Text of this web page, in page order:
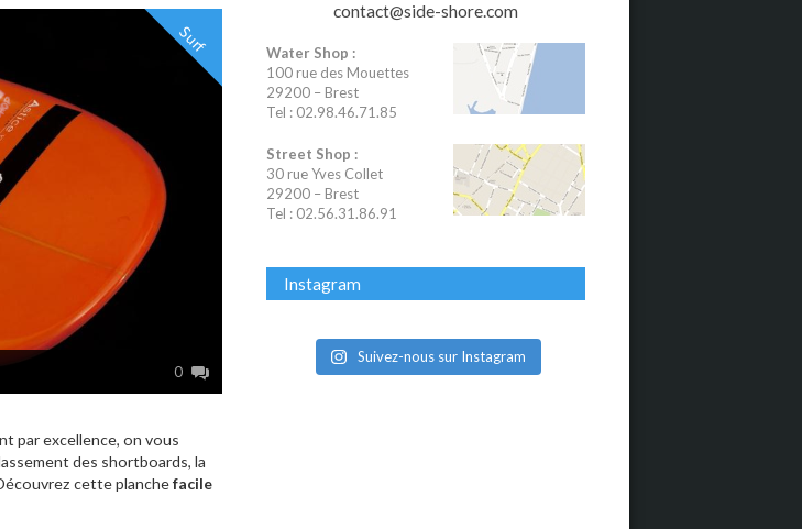
Surf
0
par excellence, on vous
des shortboards, la
cette planchefacile
contact@side-shore.com
Water Shop :
100 rue des Mouettes
29200 – Brest
Tel : 02.98.46.71.85
Street Shop :
30 rue Yves Collet
29200 – Brest
Tel : 02.56.31.86.91
Instagram
Suivez-nous sur Instagram